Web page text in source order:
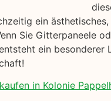
ein
Sie Gitterpaneele
ein besonderer
in Kolonie